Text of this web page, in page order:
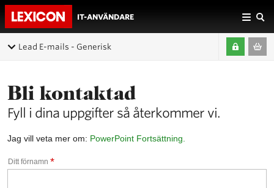
IT-ANVÄNDARE
Lead E-mails - Generisk
Bli kontaktad
Fyll i dina uppgifter så återkommer vi.
Jag vill veta mer om: PowerPoint Fortsättning.
Ditt förnamn *